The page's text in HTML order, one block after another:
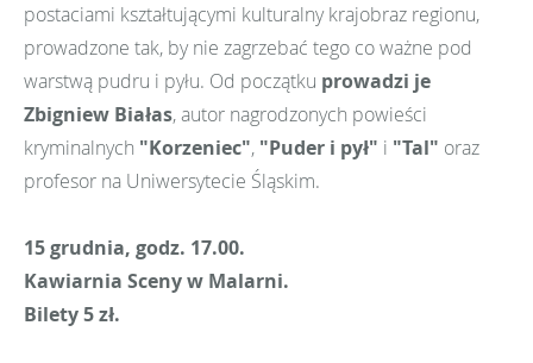
postaciami kształtującymi kulturalny krajobraz regionu,
prowadzone tak, by nie zagrzebać tego co ważne pod
warstwą pudru i pyłu. Od początku prowadzi je
Zbigniew Białas, autor nagrodzonych powieści
kryminalnych "Korzeniec", "Puder i pył" i "Tal" oraz
profesor na Uniwersytecie Śląskim.
15 grudnia, godz. 17.00.
Kawiarnia Sceny w Malarni.
Bilety 5 zł.